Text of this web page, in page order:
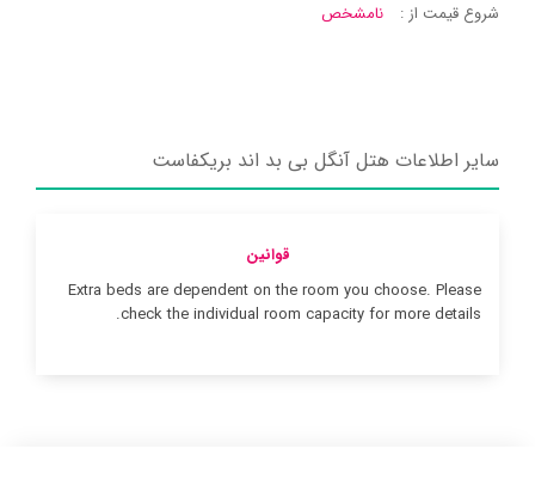
شروع قیمت از :
نامشخص
سایر اطلاعات هتل آنگل بی بد اند بریکفاست
قوانین
Extra beds are dependent on the room you choose. Please
check the individual room capacity for more details.